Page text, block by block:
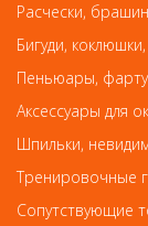
Расчески,
Бигуди,
Пеньюары,
Аксессуары для
Шпильки,
Тренировочные
Сопутствующие